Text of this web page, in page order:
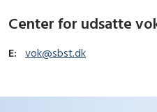
Center for udsatte
E: vok@sbst.dk